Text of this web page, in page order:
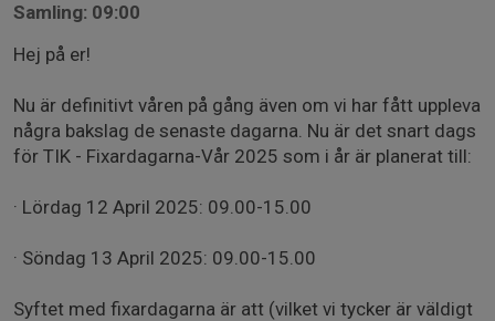
Samling: 09:00
Hej på er!
Nu är definitivt våren på gång även om vi har fått uppleva
några bakslag de senaste dagarna. Nu är det snart dags
för TIK - Fixardagarna-Vår 2025 som i år är planerat till:
· Lördag 12 April 2025: 09.00-15.00
· Söndag 13 April 2025: 09.00-15.00
Syftet med fixardagarna är att (vilket vi tycker är väldigt